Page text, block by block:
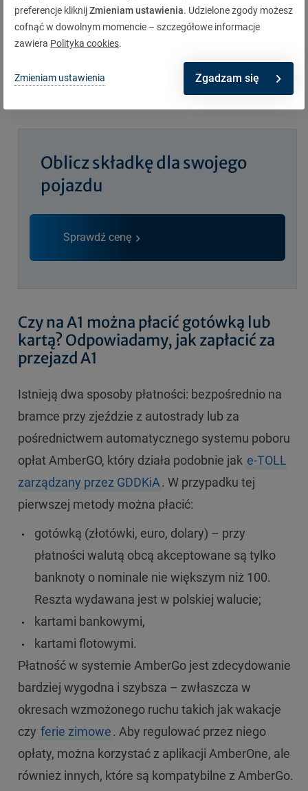
SPO Grudziądz
SPO Lisewo
SPO Turzno
SPO Lubicz
Oblicz składkę dla swojego
pojazdu
Sprawdź cenę
Czy na A1 można płacić gotówką lub
kartą? Odpowiadamy, jak zapłacić za
przejazd A1
Istnieją dwa sposoby płatności: bezpośrednio na
bramce przy zjeździe z autostrady lub za
pośrednictwem automatycznego systemu poboru
opłat AmberGO, który działa podobnie jak e-TOLL
zarządzany przez GDDKiA. W przypadku tej
pierwszej metody można płacić:
gotówką (złotówki, euro, dolary) – przy
płatności walutą obcą akceptowane są tylko
banknoty o nominale nie większym niż 100.
Reszta wydawana jest w polskiej walucie;
kartami bankowymi,
kartami flotowymi.
Płatność w systemie AmberGo jest zdecydowanie
bardziej wygodna i szybsza – zwłaszcza w
okresach wzmożonego ruchu takich jak wakacje
czy ferie zimowe. Aby regulować przez niego
opłaty, można korzystać z aplikacji AmberOne, ale
również innych, które są kompatybilne z AmberGo.
preferencje kliknijZmieniam ustawienia. Udzielone zgody możesz
cofnąć w dowolnym momencie – szczegółowe informacje
zawiera Polityka cookies.
Zmieniam ustawienia Zgadzam się